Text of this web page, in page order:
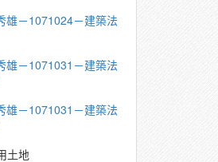
雄－1071024－建築法
雄－1071031－建築法
雄－1071031－建築法
土地